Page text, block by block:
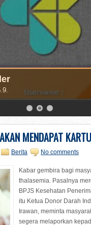
MENDAPAT
Berita No comments
Kabar gembira bagi
thalasemia. Pasalnya
BPJS Kesehatan
itu Ketua Donor Darah
Irawan, meminta
segera melaporkan